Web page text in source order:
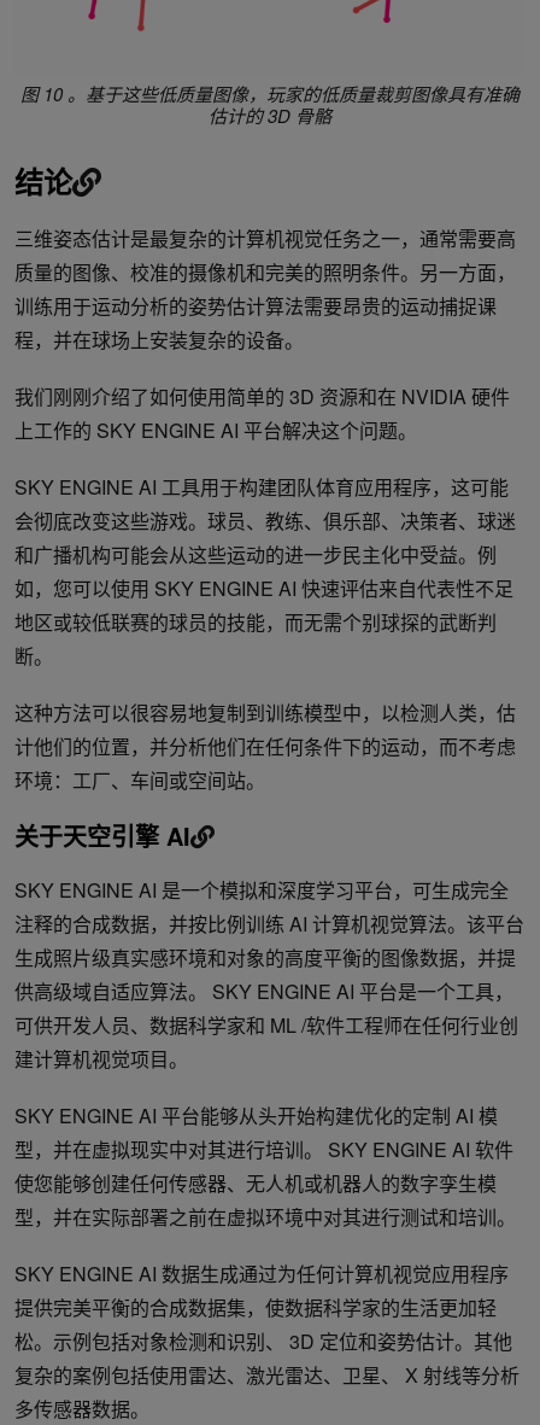
图 10 。基于这些低质量图像，玩家的低质量裁剪图像具有准确
估计的 3D 骨骼
结论
三维姿态估计是最复杂的计算机视觉任务之一，通常需要高
质量的图像、校准的摄像机和完美的照明条件。另一方面，
训练用于运动分析的姿势估计算法需要昂贵的运动捕捉课
程，并在球场上安装复杂的设备。
我们刚刚介绍了如何使用简单的 3D 资源和在 NVIDIA 硬件
上工作的 SKY ENGINE AI 平台解决这个问题。
SKY ENGINE AI 工具用于构建团队体育应用程序，这可能
会彻底改变这些游戏。球员、教练、俱乐部、决策者、球迷
和广播机构可能会从这些运动的进一步民主化中受益。例
如，您可以使用 SKY ENGINE AI 快速评估来自代表性不足
地区或较低联赛的球员的技能，而无需个别球探的武断判
断。
这种方法可以很容易地复制到训练模型中，以检测人类，估
计他们的位置，并分析他们在任何条件下的运动，而不考虑
环境：工厂、车间或空间站。
关于天空引擎 AI
SKY ENGINE AI 是一个模拟和深度学习平台，可生成完全
注释的合成数据，并按比例训练 AI 计算机视觉算法。该平台
生成照片级真实感环境和对象的高度平衡的图像数据，并提
供高级域自适应算法。 SKY ENGINE AI 平台是一个工具，
可供开发人员、数据科学家和 ML /软件工程师在任何行业创
建计算机视觉项目。
SKY ENGINE AI 平台能够从头开始构建优化的定制 AI 模
型，并在虚拟现实中对其进行培训。 SKY ENGINE AI 软件
使您能够创建任何传感器、无人机或机器人的数字孪生模
型，并在实际部署之前在虚拟环境中对其进行测试和培训。
SKY ENGINE AI 数据生成通过为任何计算机视觉应用程序
提供完美平衡的合成数据集，使数据科学家的生活更加轻
松。示例包括对象检测和识别、 3D 定位和姿势估计。其他
复杂的案例包括使用雷达、激光雷达、卫星、 X 射线等分析
多传感器数据。